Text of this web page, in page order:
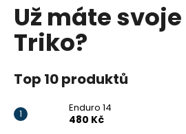
Už máte
Triko?
Top 10 produktů
Enduro 14
480 Kč